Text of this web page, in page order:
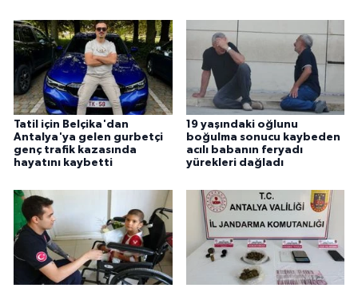
Tatil için Belçika'dan
Antalya'ya gelen gurbetçi
genç trafik kazasında
hayatını kaybetti
19 yaşındaki oğlunu
boğulma sonucu kaybeden
acılı babanın feryadı
yürekleri dağladı